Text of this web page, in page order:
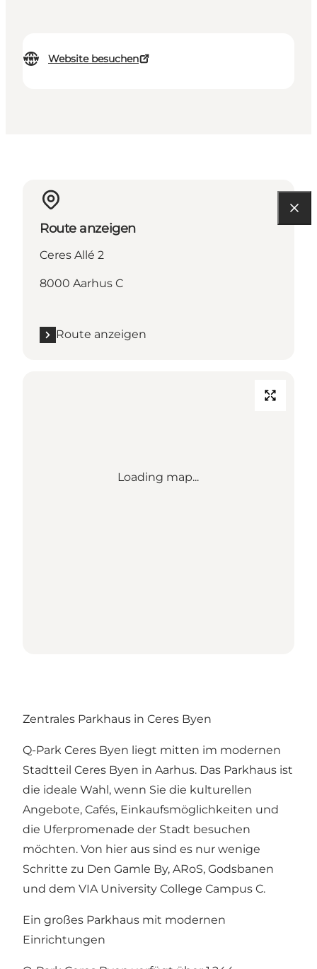
Website besuchen
Route anzeigen
Ceres Allé 2
8000 Aarhus C
Route anzeigen
Loading map...
Zentrales Parkhaus in Ceres Byen
Q-Park Ceres Byen liegt mitten im modernen
Stadtteil Ceres Byen in Aarhus. Das Parkhaus ist
die ideale Wahl, wenn Sie die kulturellen
Angebote, Cafés, Einkaufsmöglichkeiten und
die Uferpromenade der Stadt besuchen
möchten. Von hier aus sind es nur wenige
Schritte zu Den Gamle By, ARoS, Godsbanen
und dem VIA University College Campus C.
Ein großes Parkhaus mit modernen
Einrichtungen